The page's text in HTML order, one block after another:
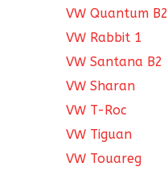
VW Quantum B2
VW Rabbit 1
VW Santana B2
VW Sharan
VW T-Roc
VW Tiguan
VW Touareg